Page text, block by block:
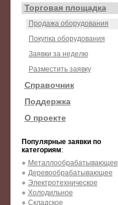
Торговая площадка
Продажа оборудования
Покупка оборудования
Заявки за неделю
Разместить заявку
Справочник
Поддержка
О проекте
Популярные заявки по
категориям:
Металлообрабатывающее
Деревообрабатывающее
Электротехническое
Холодильное
Складское